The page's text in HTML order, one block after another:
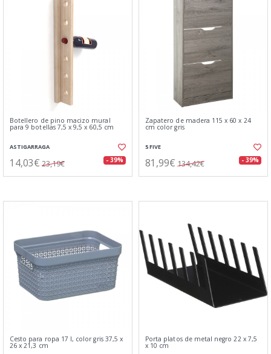
Botellero de pino macizo mural
para 9 botellas 7,5 x 9,5 x 60,5 cm
ASTIGARRAGA
14,03€ 23,19€ - 39%
Zapatero de madera 115 x 60 x 24
cm color gris
5 FIVE
81,99€ 134,42€ - 39%
Cesto para ropa 17 l, color gris 37,5 x
26 x 21,3 cm
Porta platos de metal negro 22 x 7,5
x 10 cm